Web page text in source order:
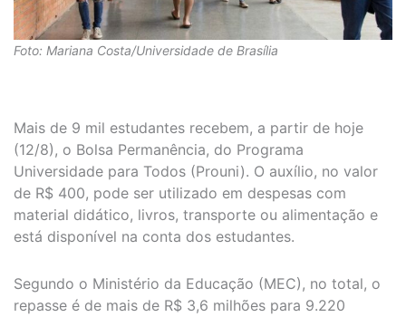
Foto: Mariana Costa/Universidade de Brasília
Mais de 9 mil estudantes recebem, a partir de hoje
(12/8), o Bolsa Permanência, do Programa
Universidade para Todos (Prouni). O auxílio, no valor
de R$ 400, pode ser utilizado em despesas com
material didático, livros, transporte ou alimentação e
está disponível na conta dos estudantes.
Segundo o Ministério da Educação (MEC), no total, o
repasse é de mais de R$ 3,6 milhões para 9.220